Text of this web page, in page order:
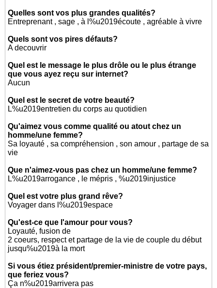
Quelles sont vos plus grandes qualités?
Entreprenant , sage , à l%u2019écoute , agréable à vivre
Quels sont vos pires défauts?
A decouvrir
Quel est le message le plus drôle ou le plus étrange
que vous ayez reçu sur internet?
Aucun
Quel est le secret de votre beauté?
L%u2019entretien du corps au quotidien
Qu'aimez vous comme qualité ou atout chez un
homme/une femme?
Sa loyauté , sa compréhension , son amour , partage de sa
vie
Que n'aimez-vous pas chez un homme/une femme?
L%u2019arrogance , le mépris , %u2019injustice
Quel est votre plus grand rêve?
Voyager dans l%u2019espace
Qu'est-ce que l'amour pour vous?
Loyauté, fusion de
2 coeurs, respect et partage de la vie de couple du début
jusqu%u2019à la mort
Si vous étiez président/premier-ministre de votre pays,
que feriez vous?
Ça n%u2019arrivera pas